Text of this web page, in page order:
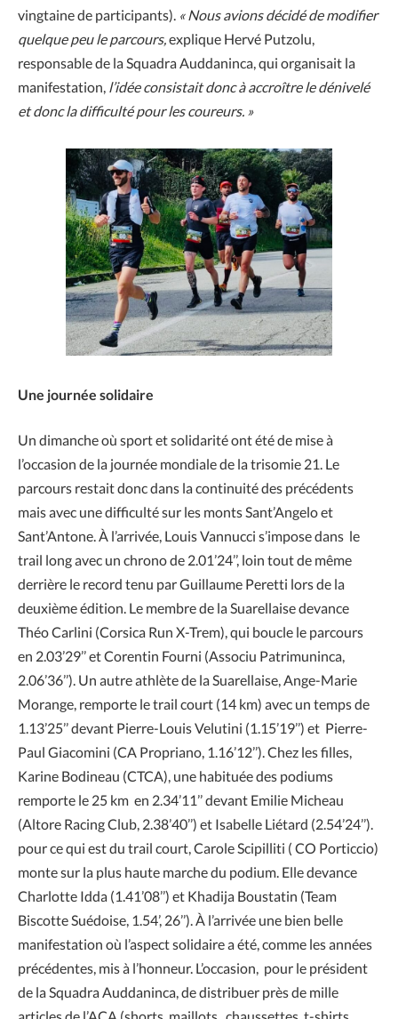
vingtaine de participants). « Nous avions décidé de modifier
quelque peu le parcours, explique Hervé Putzolu,
responsable de la Squadra Auddaninca, qui organisait la
manifestation, l’idée consistait donc à accroître le dénivelé
et donc la difficulté pour les coureurs. »
Une journée solidaire
Un dimanche où sport et solidarité ont été de mise à
l’occasion de la journée mondiale de la trisomie 21. Le
parcours restait donc dans la continuité des précédents
mais avec une difficulté sur les monts Sant’Angelo et
Sant’Antone. À l’arrivée, Louis Vannucci s’impose dans le
trail long avec un chrono de 2.01’24’’, loin tout de même
derrière le record tenu par Guillaume Peretti lors de la
deuxième édition. Le membre de la Suarellaise devance
Théo Carlini (Corsica Run X-Trem), qui boucle le parcours
en 2.03’29’’ et Corentin Fourni (Associu Patrimuninca,
2.06’36’’). Un autre athlète de la Suarellaise, Ange-Marie
Morange, remporte le trail court (14 km) avec un temps de
1.13’25’’ devant Pierre-Louis Velutini (1.15’19’’) et Pierre-
Paul Giacomini (CA Propriano, 1.16’12’’). Chez les filles,
Karine Bodineau (CTCA), une habituée des podiums
remporte le 25 km en 2.34’11’’ devant Emilie Micheau
(Altore Racing Club, 2.38’40’’) et Isabelle Liétard (2.54’24’’).
pour ce qui est du trail court, Carole Scipilliti ( CO Porticcio)
monte sur la plus haute marche du podium. Elle devance
Charlotte Idda (1.41’08’’) et Khadija Boustatin (Team
Biscotte Suédoise, 1.54’, 26’’). À l’arrivée une bien belle
manifestation où l’aspect solidaire a été, comme les années
précédentes, mis à l’honneur. L’occasion, pour le président
de la Squadra Auddaninca, de distribuer près de mille